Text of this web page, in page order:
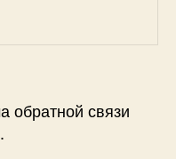
обратной связи